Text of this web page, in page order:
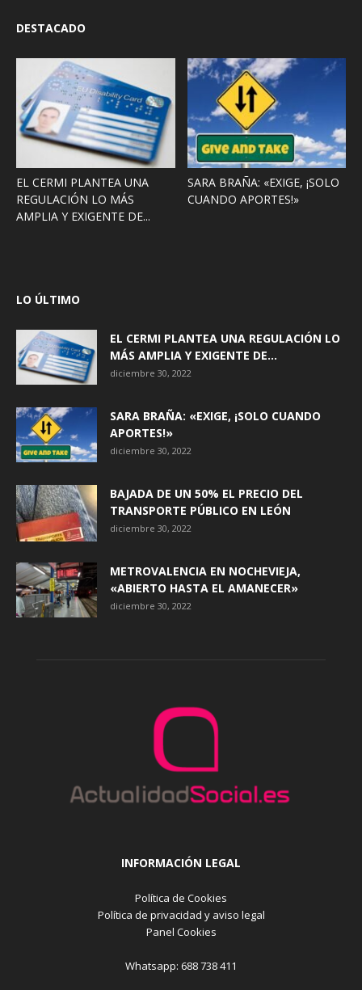
DESTACADO
EL CERMI PLANTEA UNA
REGULACIÓN LO MÁS
AMPLIA Y EXIGENTE DE...
SARA BRAÑA: «EXIGE, ¡SOLO
CUANDO APORTES!»
LO ÚLTIMO
EL CERMI PLANTEA UNA REGULACIÓN LO
MÁS AMPLIA Y EXIGENTE DE...
diciembre 30, 2022
SARA BRAÑA: «EXIGE, ¡SOLO CUANDO
APORTES!»
diciembre 30, 2022
BAJADA DE UN 50% EL PRECIO DEL
TRANSPORTE PÚBLICO EN LEÓN
diciembre 30, 2022
METROVALENCIA EN NOCHEVIEJA,
«ABIERTO HASTA EL AMANECER»
diciembre 30, 2022
INFORMACIÓN LEGAL
Política de Cookies
Política de privacidad y aviso legal
Panel Cookies
Whatsapp: 688 738 411